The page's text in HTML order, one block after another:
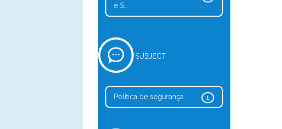
e S...
SUBJECT
1
Política de segurança